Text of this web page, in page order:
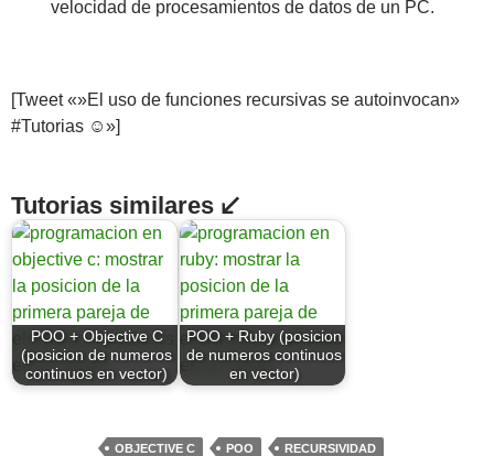
velocidad de procesamientos de datos de un PC.
[Tweet «»El uso de funciones recursivas se autoinvocan»
#Tutorias ☺»]
Tutorias similares ↙
POO + Objective C
(posicion de numeros
continuos en vector)
POO + Ruby (posicion
de numeros continuos
en vector)
OBJECTIVE C POO RECURSIVIDAD